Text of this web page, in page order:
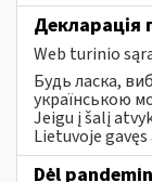
Декларація
Web turinio
Будь ласка,
українською
Jeigu į šalį
Lietuvoje gavęs
Dėl